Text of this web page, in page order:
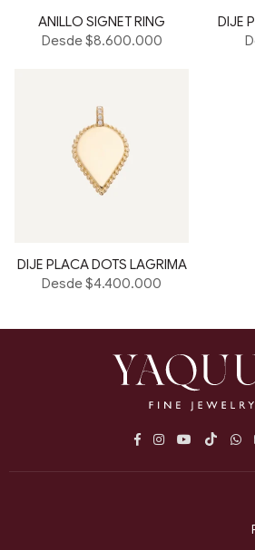
ANILLO SIGNET RING
Desde $8.600.000
DIJE PLACA DOTS LAGRIMA
Desde $4.400.000
Facebook
InstagramYouTube
TikTok